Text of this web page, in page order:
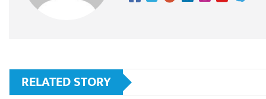
RELATED STORY